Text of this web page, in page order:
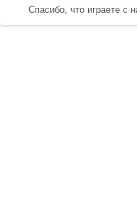
Спасибо, что играете с